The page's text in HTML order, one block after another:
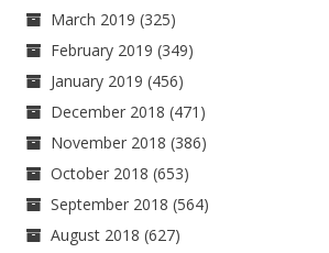
March 2019 (325)
February 2019 (349)
January 2019 (456)
December 2018 (471)
November 2018 (386)
October 2018 (653)
September 2018 (564)
August 2018 (627)